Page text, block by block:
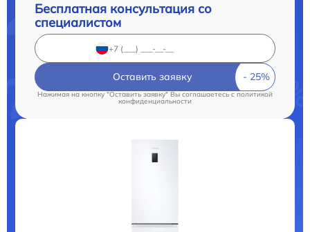
Бесплатная консультация со
специалистом
Оставить заявку
Нажимая на кнопку "Оставить заявку" Вы соглашаетесь c политикой
конфиденциальности